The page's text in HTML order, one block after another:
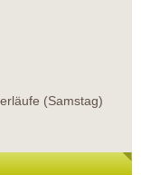
(Samstag)